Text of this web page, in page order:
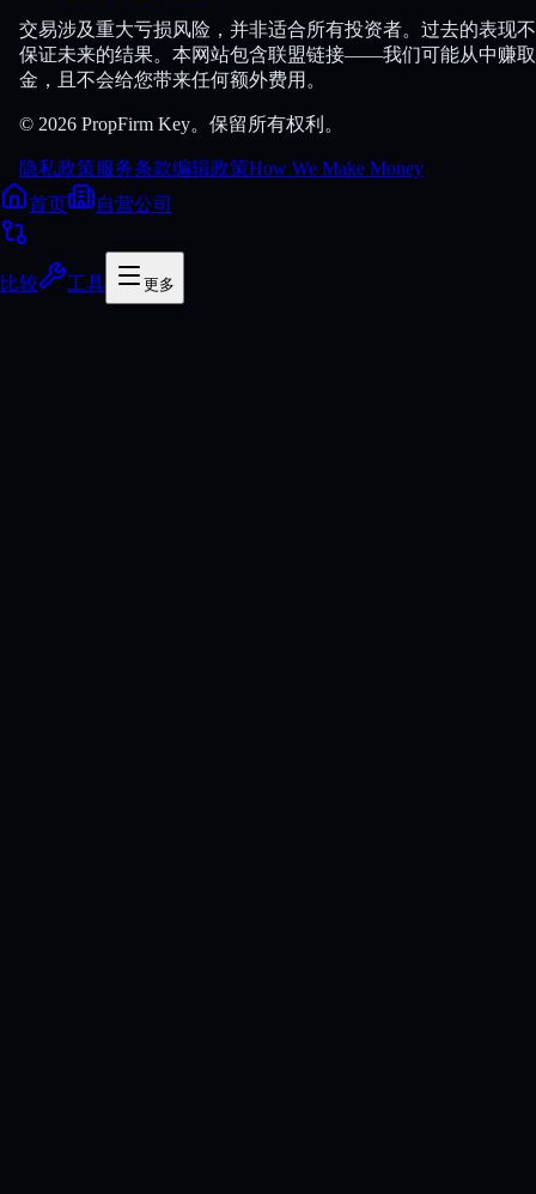
交易涉及重大亏损风险，并非适合所有投资者。过去的表现
保证未来的结果。本网站包含联盟链接——我们可能从中赚
金，且不会给您带来任何额外费用。
© 2026 PropFirm Key。保留所有权利。
隐私政策服务条款编辑政策How We Make Money
首页
自营公司
比较 工具 更多